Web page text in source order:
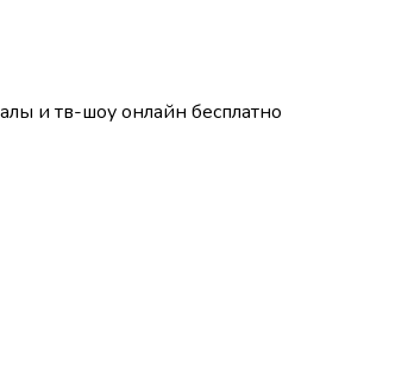
и тв-шоу онлайн бесплатно